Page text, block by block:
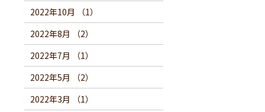
2022年10月 （1）
2022年8月 （2）
2022年7月 （1）
2022年5月 （2）
2022年3月 （1）